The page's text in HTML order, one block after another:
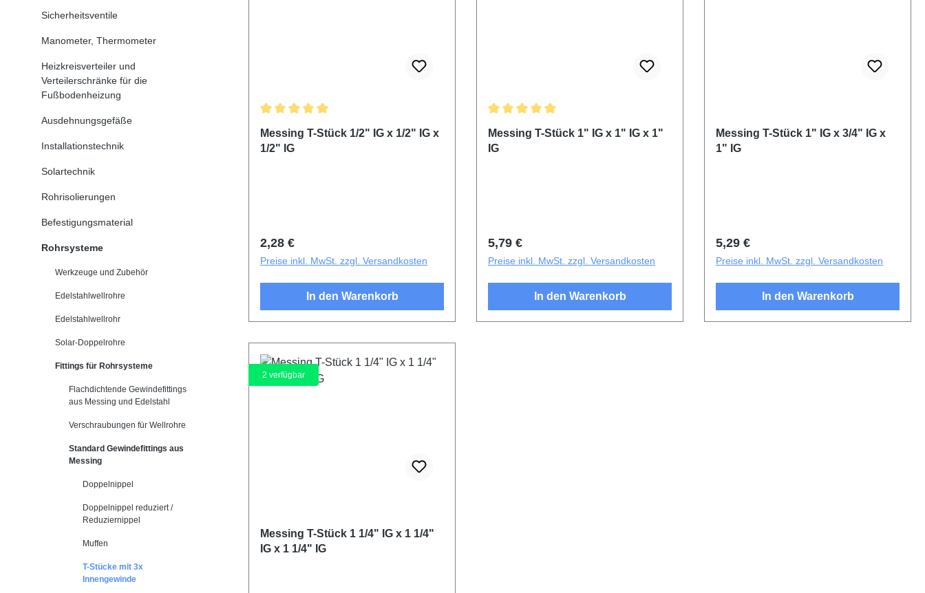
Sicherheitsventile
Manometer, Thermometer
Heizkreisverteiler und
Verteilerschränke für die
Fußbodenheizung
Ausdehnungsgefäße
Installationstechnik
Solartechnik
Rohrisolierungen
Befestigungsmaterial
Rohrsysteme
Werkzeuge und Zubehör
Edelstahlwellrohre
Edelstahlwellrohr
Solar-Doppelrohre
Fittings für Rohrsysteme
Flachdichtende Gewindefittings
aus Messing und Edelstahl
Verschraubungen für Wellrohre
Standard Gewindefittings aus
Messing
Doppelnippel
Doppelnippel reduziert /
Reduziernippel
Muffen
T-Stücke mit 3x
Innengewinde
Messing T-Stück 1/2" IG x 1/2" IG x
1/2" IG
Regulärer Preis:
2,28 €
Preise inkl. MwSt. zzgl. Versandkosten
In den Warenkorb
Messing T-Stück 1" IG x 1" IG x 1"
IG
Regulärer Preis:
5,79 €
Preise inkl. MwSt. zzgl. Versandkosten
In den Warenkorb
Messing T-Stück 1" IG x 3/4" IG x
1" IG
Regulärer Preis:
5,29 €
Preise inkl. MwSt. zzgl. Versandkosten
In den Warenkorb
2 verfügbar
Messing T-Stück 1 1/4" IG x 1 1/4"
IG x 1 1/4" IG